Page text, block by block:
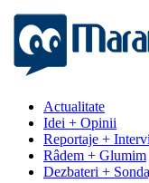
Actualitate
Idei + Opinii
Reportaje +
Râdem + Glumim
Dezbateri +